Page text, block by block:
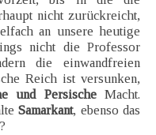
nicht zurückreicht,
an unsere heutige
nicht die Professor
die einwandfreien
Reich ist versunken,
und PersischeMacht.
Samarkant, ebenso das